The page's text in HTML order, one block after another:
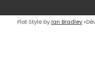
Flat Style by Ian Bradley